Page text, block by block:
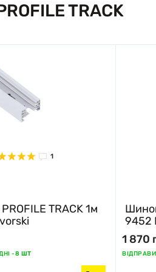
TRACK
1
TRACK 1м
-8 ШТ
9452
1 870